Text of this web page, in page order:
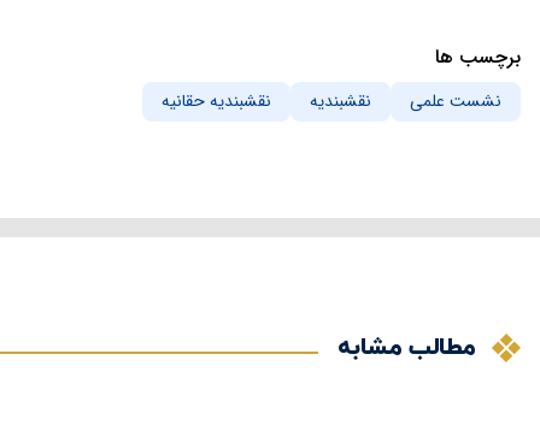
برچسب ها
نشست علمی نقشبندیه نقشبندیه حقانیه
مطالب مشابه